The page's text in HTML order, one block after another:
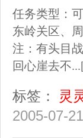
任务类型：
东岭关区、
注：有头目
回心崖去不...
标签：
灵
2005-07-